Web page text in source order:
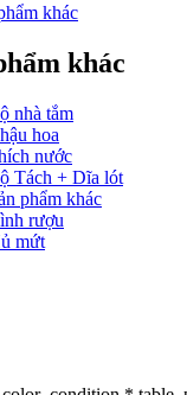
khác
khác
nhà tắm
hoa
nước
Tách + Dĩa lót
phẩm khác
rượu
mứt